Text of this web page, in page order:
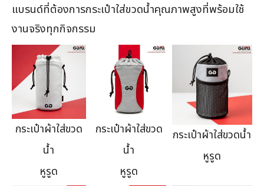
แบรนด์ที่ต้องการกระเป๋าใส่ขวดน้ำคุณภาพสูงที่พร้อมใช้
งานจริงทุกกิจกรรม
กระเป๋าผ้าใส่ขวด
น้ำ
หูรูด
กระเป๋าผ้าใส่ขวด
น้ำ
หูรูด
กระเป๋าผ้าใส่ขวดน้ำ
หูรูด